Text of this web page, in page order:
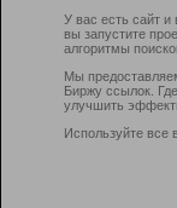
У вас есть сайт
вы запустите
алгоритмы
Мы
Биржу ссылок.
улучшить
Используйте все